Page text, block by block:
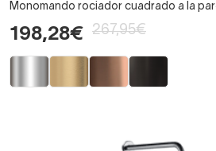
Monomando rociador cuadrado a la
198,28€ 267,95€